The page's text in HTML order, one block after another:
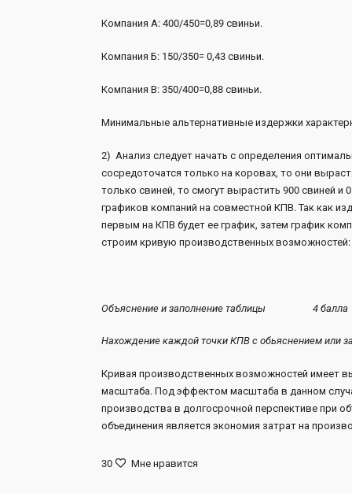
Компания А: 400/450=0,89 свиньи.1
Компания Б: 150/
Компания В: 350/400=0,88 свиньи.1
Минимальные альтернативные
2) Анализ следует начать с определения
сосредоточатся только на коровах, то они
только свиней, то смогут вырастить 900 свиней
графиков компаний на совместной КПВ. Так как
первым на КПВ будет ее график, затем график
строим кривую производственных возможностей:
Объяснение и заполнение таблицы 4 балла
Нахождение каждой точки КПВ с
Кривая производственных возможностей имеет
масштаба. Под эффектом масштаба в данном
производства в долгосрочной перспективе при
объединения является экономия затрат на
30 Мне нравится